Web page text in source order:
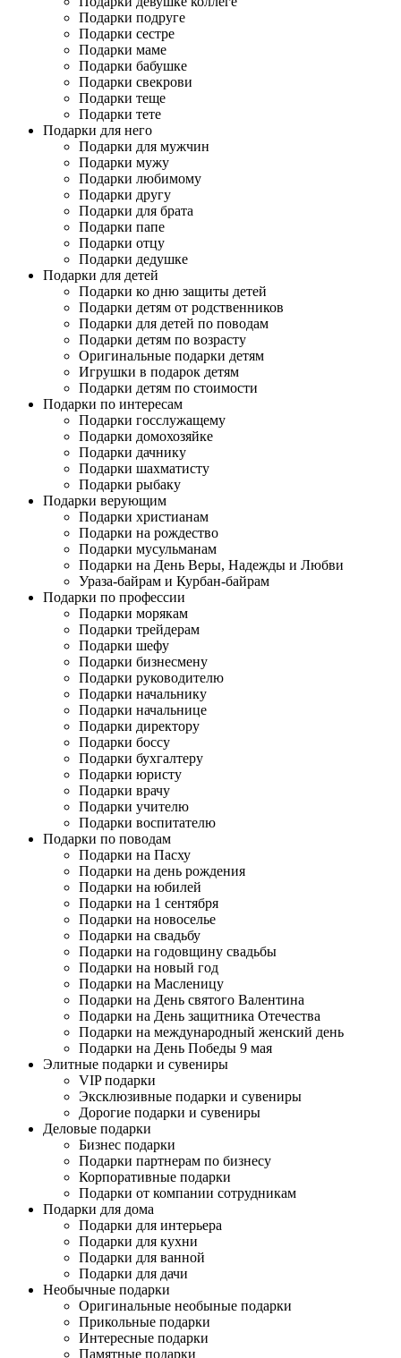
Подарки подруге
Подарки сестре
Подарки маме
Подарки бабушке
Подарки свекрови
Подарки теще
Подарки тете
Подарки для него
Подарки для мужчин
Подарки мужу
Подарки любимому
Подарки другу
Подарки для брата
Подарки папе
Подарки отцу
Подарки дедушке
Подарки для детей
Подарки ко дню защиты детей
Подарки детям от родственников
Подарки для детей по поводам
Подарки детям по возрасту
Оригинальные подарки детям
Игрушки в подарок детям
Подарки детям по стоимости
Подарки по интересам
Подарки госслужащему
Подарки домохозяйке
Подарки дачнику
Подарки шахматисту
Подарки рыбаку
Подарки верующим
Подарки христианам
Подарки на рождество
Подарки мусульманам
Подарки на День Веры, Надежды и Любви
Ураза-байрам и Курбан-байрам
Подарки по профессии
Подарки морякам
Подарки трейдерам
Подарки шефу
Подарки бизнесмену
Подарки руководителю
Подарки начальнику
Подарки начальнице
Подарки директору
Подарки боссу
Подарки бухгалтеру
Подарки юристу
Подарки врачу
Подарки учителю
Подарки воспитателю
Подарки по поводам
Подарки на Пасху
Подарки на день рождения
Подарки на юбилей
Подарки на 1 сентября
Подарки на новоселье
Подарки на свадьбу
Подарки на годовщину свадьбы
Подарки на новый год
Подарки на Масленицу
Подарки на День святого Валентина
Подарки на День защитника Отечества
Подарки на международный женский день
Подарки на День Победы 9 мая
Элитные подарки и сувениры
VIP подарки
Эксклюзивные подарки и сувениры
Дорогие подарки и сувениры
Деловые подарки
Бизнес подарки
Подарки партнерам по бизнесу
Корпоративные подарки
Подарки от компании сотрудникам
Подарки для дома
Подарки для интерьера
Подарки для кухни
Подарки для ванной
Подарки для дачи
Необычные подарки
Оригинальные необыные подарки
Прикольные подарки
Интересные подарки
Памятные подарки